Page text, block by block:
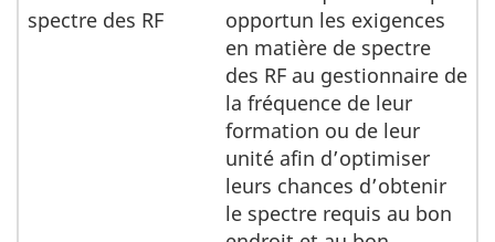
spectre des RF
opportun les exigences
en matière de spectre
des RF au gestionnaire de
la fréquence de leur
formation ou de leur
unité afin d’optimiser
leurs chances d’obtenir
le spectre requis au bon